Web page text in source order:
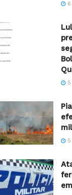
6
5
5